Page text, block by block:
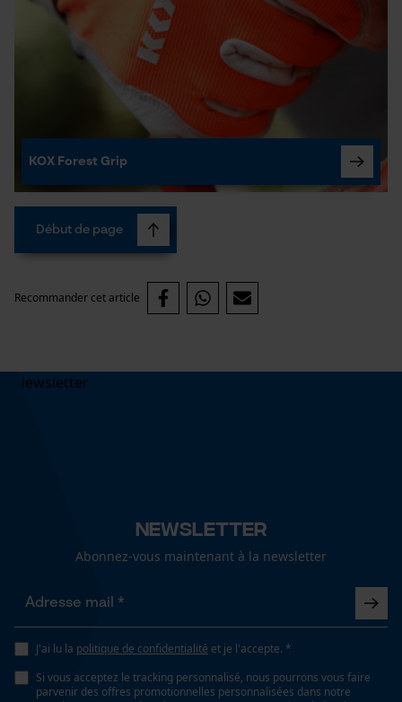
KOX Forest Grip
Début de page
Recommander cet article
Newsletter
Abonnez-vous maintenant à la newsletter
J'ai lu la politique de confidentialité et je l'accepte. *
Si vous acceptez le tracking personnalisé, nous pourrons vous faire
parvenir des offres promotionnelles personnalisées dans notre
Cookies marketing
Google Global Site Tag
Survicate